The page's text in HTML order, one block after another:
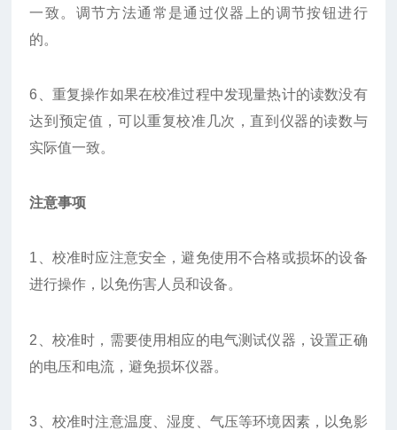
一致。调节方法通常是通过仪器上的调节按钮进行
的。
6、重复操作如果在校准过程中发现量热计的读数没有
达到预定值，可以重复校准几次，直到仪器的读数与
实际值一致。
注意事项
1、校准时应注意安全，避免使用不合格或损坏的设备
进行操作，以免伤害人员和设备。
2、校准时，需要使用相应的电气测试仪器，设置正确
的电压和电流，避免损坏仪器。
3、校准时注意温度、湿度、气压等环境因素，以免影